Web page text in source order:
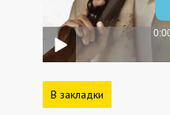
В закладки